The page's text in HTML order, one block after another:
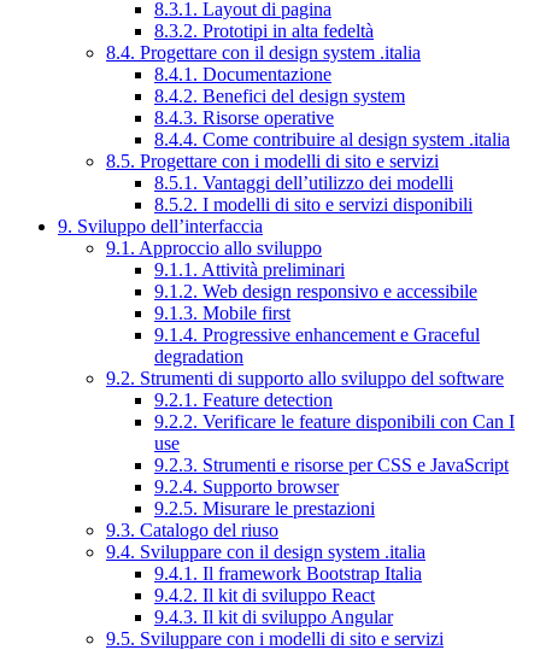
8.3.1. Layout di pagina
8.3.2. Prototipi in alta fedeltà
8.4. Progettare con il design system .italia
8.4.1. Documentazione
8.4.2. Benefici del design system
8.4.3. Risorse operative
8.4.4. Come contribuire al design system .italia
8.5. Progettare con i modelli di sito e servizi
8.5.1. Vantaggi dell’utilizzo dei modelli
8.5.2. I modelli di sito e servizi disponibili
9. Sviluppo dell’interfaccia
9.1. Approccio allo sviluppo
9.1.1. Attività preliminari
9.1.2. Web design responsivo e accessibile
9.1.3. Mobile first
9.1.4. Progressive enhancement e Graceful
degradation
9.2. Strumenti di supporto allo sviluppo del software
9.2.1. Feature detection
9.2.2. Verificare le feature disponibili con Can I
use
9.2.3. Strumenti e risorse per CSS e JavaScript
9.2.4. Supporto browser
9.2.5. Misurare le prestazioni
9.3. Catalogo del riuso
9.4. Sviluppare con il design system .italia
9.4.1. Il framework Bootstrap Italia
9.4.2. Il kit di sviluppo React
9.4.3. Il kit di sviluppo Angular
9.5. Sviluppare con i modelli di sito e servizi